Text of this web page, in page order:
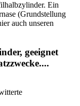
Ein
(Grundstellung
auch unseren
geeignet